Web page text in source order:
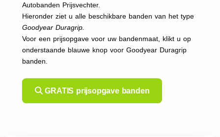
Autobanden Prijsvechter.
Hieronder ziet u alle beschikbare banden van het type
Goodyear Duragrip.
Voor een prijsopgave voor uw bandenmaat, klikt u op
onderstaande blauwe knop voor Goodyear Duragrip
banden.
GRATIS prijsopgave banden